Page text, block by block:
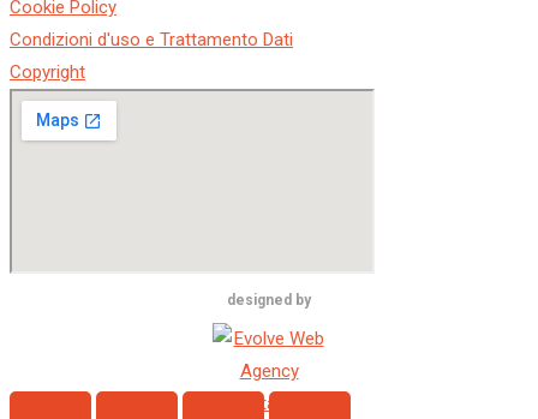
Cookie Policy
Condizioni d'uso e Trattamento Dati
Copyright
designed by